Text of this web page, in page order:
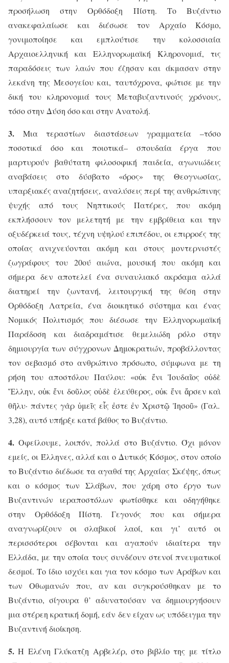
προσήλωση στην Ορθόδοξη Πίστη. Το Βυζάντιο
ανακεφαλαίωσε και διέσωσε τον Αρχαίο Κόσμο,
γονιμοποίησε και εμπλούτισε την κολοσσιαία
Αρχαιοελληνική και Ελληνορωμαϊκή Κληρονομιά, τις
παραδόσεις των λαών που έζησαν και άκμασαν στην
λεκάνη της Μεσογείου και, ταυτόχρονα, φώτισε με την
δική του κληρονομιά τους Μεταβυζαντινούς χρόνους,
τόσο στην Δύση όσο και στην Ανατολή.
3. Μια τεραστίων διαστάσεων γραμματεία –τόσο
ποσοτικά όσο και ποιοτικά– σπουδαία έργα που
μαρτυρούν βαθύτατη φιλοσοφική παιδεία, αγωνιώδεις
αναβάσεις στο δύσβατο «όρος» της Θεογνωσίας,
υπαρξιακές αναζητήσεις, αναλύσεις περί της ανθρώπινης
ψυχής από τους Νηπτικούς Πατέρες, που ακόμη
εκπλήσσουν τον μελετητή με την εμβρίθεια και την
οξυδέρκειά τους, τέχνη υψηλού επιπέδου, οι επιρροές της
οποίας ανιχνεύονται ακόμη και στους μοντερνιστές
ζωγράφους του 20ού αιώνα, μουσική που ακόμη και
σήμερα δεν αποτελεί ένα συναυλιακό ακρόαμα αλλά
διατηρεί την ζωντανή, λειτουργική της θέση στην
Ορθόδοξη Λατρεία, ένα διοικητικό σύστημα και ένας
Νομικός Πολιτισμός που διέσωσε την Ελληνορωμαϊκή
Παράδοση και διαδραμάτισε θεμελιώδη ρόλο στην
δημιουργία των σύγχρονων Δημοκρατιών, προβάλλοντας
τον σεβασμό στο ανθρώπινο πρόσωπο, σύμφωνα με τη
ρήση του αποστόλου Παύλου: «οὐκ ἔνι Ἰουδαῖος οὐδὲ
Ἕλλην, οὐκἔνι δοῦλος οὐδὲ ἐλεύθερος, οὐκ ἔνι ἄρσεν καὶ
θῆλυ· πάντες γὰρ ὑμεῖς εἷς ἐστεἐν Χριστῷ Ἰησοῦ» (Γαλ.
3,28), αυτό υπήρξε κατά βάθος το Βυζάντιο.
4. Οφείλουμε, λοιπόν, πολλά στο Βυζάντιο. Όχι μόνον
εμείς, οι Έλληνες, αλλά και ο Δυτικός Κόσμος, στον οποίο
το Βυζάντιο διέδωσε τα αγαθά της Αρχαίας Σκέψης, όπως
και ο κόσμος των Σλάβων, που χάρη στο έργο των
Βυζαντινών ιεραποστόλων φωτίσθηκε και οδηγήθηκε
στην Ορθόδοξη Πίστη. Γεγονός που και σήμερα
αναγνωρίζουν οι σλαβικοί λαοί, και γι’ αυτό οι
περισσότεροι σέβονται και αγαπούν ιδιαίτερα την
Ελλάδα, με την οποία τους συνδέουν στενοί πνευματικοί
δεσμοί. Το ίδιο ισχύει και για τον κόσμο των Αράβων και
των Οθωμανών που, αν και συγκρούσθηκαν με το
Βυζάντιο, σίγουρα θ’ αδυνατούσαν να δημιουργήσουν
μια στέρεη κρατική δομή, εάν δεν είχαν ως υπόδειγμα την
Βυζαντινή διοίκηση.
5. Η Ελένη Γλύκατζη Αρβελέρ, στο βιβλίο της με τίτλο